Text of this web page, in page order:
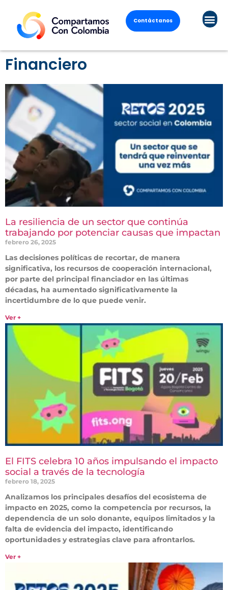
Contáctanos
Financiero
La resiliencia de un sector que continúa
trabajando por potenciar causas que impactan
febrero 26, 2025
Las decisiones políticas de recortar, de manera
significativa, los recursos de cooperación internacional,
por parte del principal financiador en las últimas
décadas, ha aumentado significativamente la
incertidumbre de lo que puede venir.
Ver +
El FITS celebra 10 años impulsando el impacto
social a través de la tecnología
febrero 18, 2025
Analizamos los principales desafíos del ecosistema de
impacto en 2025, como la competencia por recursos, la
dependencia de un solo donante, equipos limitados y la
falta de evidencia del impacto, identificando
oportunidades y estrategias clave para afrontarlos.
Ver +